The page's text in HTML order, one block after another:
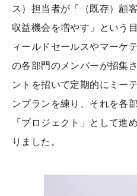
ス）担当者が「（既存）顧
収益機会を増やす」という
ィールドセールスやマーケ
の各部門のメンバーが招集
ントを招いて定期的にミー
ンプランを練り、それを各
「プロジェクト」として進
りました。